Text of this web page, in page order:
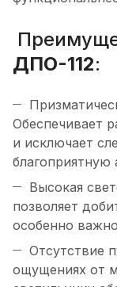
ДПО-112:
Обеспечивает
и исключает
Высокая
позволяет
особенно
Отсутствие
ощущениях от